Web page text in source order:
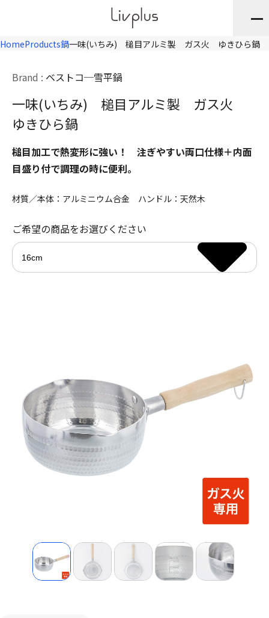
HomeProducts鍋一味(いちみ) 槌目アルミ製 ガス火 ゆきひら鍋
Brand : ベストコ 雪平鍋
一味(いちみ) 槌目アルミ製 ガス火
ゆきひら鍋
槌目加工で熱変形に強い！ 注ぎやすい両口仕様＋内面
目盛り付で調理の時に便利。
材質／本体：アルミニウム合金 ハンドル：天然木
ご希望の商品をお選びください